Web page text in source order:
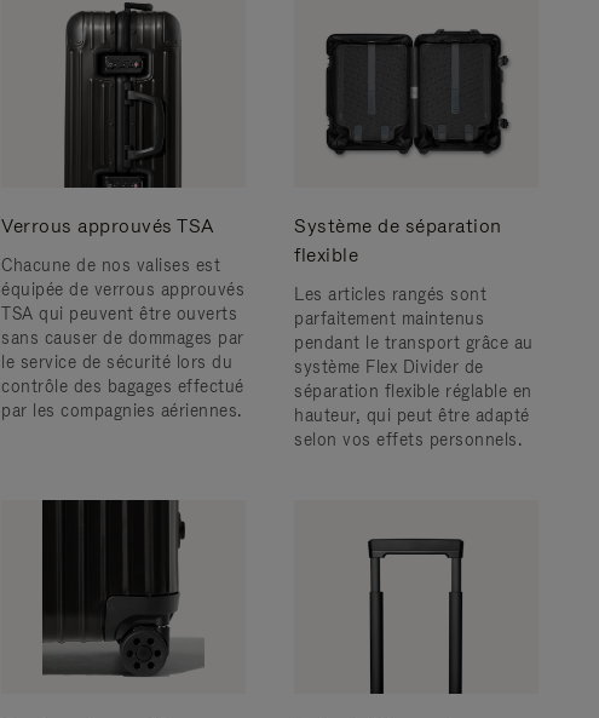
Verrous approuvés TSA
Chacune de nos valises est
équipée de verrous approuvés
TSA qui peuvent être ouverts
sans causer de dommages par
le service de sécurité lors du
contrôle des bagages effectué
par les compagnies aériennes.
Système de séparation
flexible
Les articles rangés sont
parfaitement maintenus
pendant le transport grâce au
système Flex Divider de
séparation flexible réglable en
hauteur, qui peut être adapté
selon vos effets personnels.